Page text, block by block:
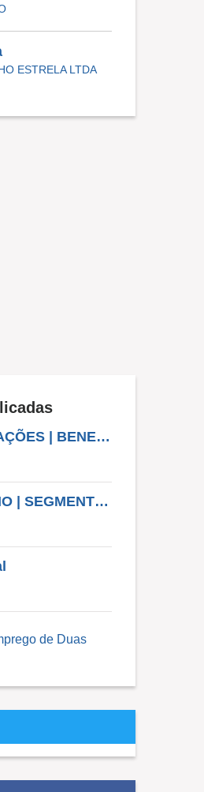
ESTRELA LTDA
AUXILIAR DE OPERAÇÕES | BENEVIDES - PA
VENDEDOR EXTERNO | SEGMENTO BIKE - JOINVILLE/SC E CURITIBA/PR
de Duas